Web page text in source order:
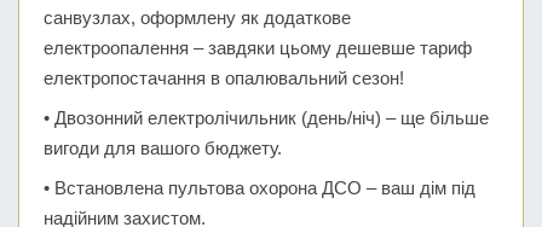
санвузлах, оформлену як додаткове
електроопалення – завдяки цьому дешевше тариф
електропостачання в опалювальний сезон!
• Двозонний електролічильник (день/ніч) – ще більше
вигоди для вашого бюджету.
• Встановлена пультова охорона ДСО – ваш дім під
надійним захистом.